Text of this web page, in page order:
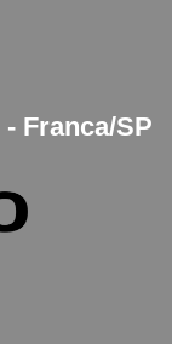
Franca/SP